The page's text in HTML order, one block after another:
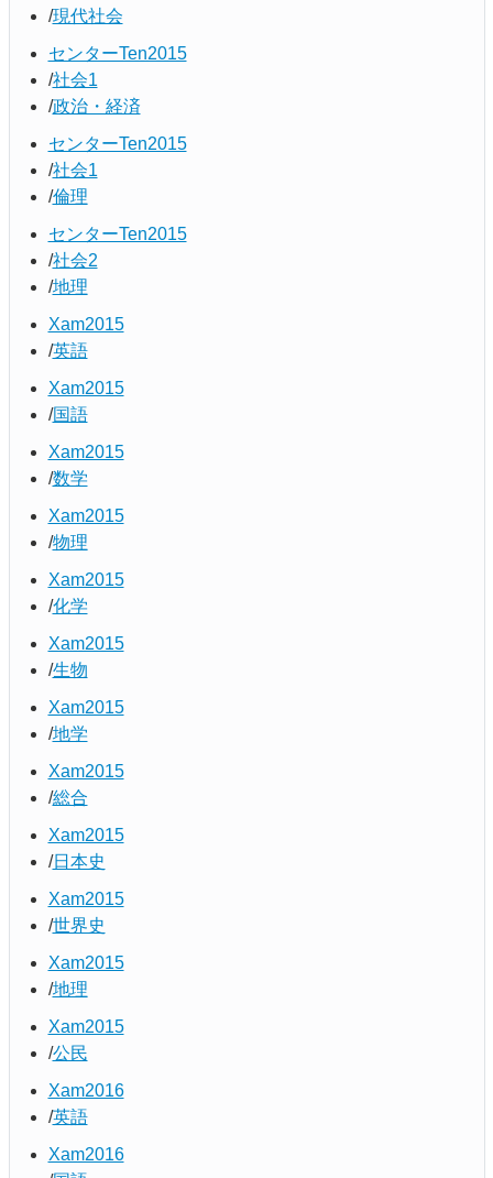
現代社会
センターTen2015
社会1
政治・経済
センターTen2015
社会1
倫理
センターTen2015
社会2
地理
Xam2015
英語
Xam2015
国語
Xam2015
数学
Xam2015
物理
Xam2015
化学
Xam2015
生物
Xam2015
地学
Xam2015
総合
Xam2015
日本史
Xam2015
世界史
Xam2015
地理
Xam2015
公民
Xam2016
英語
Xam2016